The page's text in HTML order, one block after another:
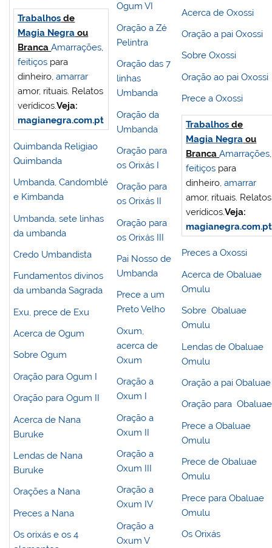
Trabalhos de
Magia Negra ou
BrancaAmarrações
feitiços para
dinheiro,amarrar
amor, rituais. Relatos
verídicos.Veja:
magianegra.com.pt
Quimbanda Religiao
Quimbanda
Umbanda, Candomblé
e Kimbanda
Umbanda, sete linhas
da umbanda
Credo Umbandista
Fundamentos divinos
da umbanda Sagrada
Exu, prece de Exu
Acerca de Ogum
Sobre Ogum
Oração para Ogum I
Oração para Ogum II
Acerca de Nana
Buruke
Lendas de Nana
Buruke
Orações a Nana
Preces a Nana
Os orixás e os 4
Ogum VI
Oração a Zé
Pelintra
Oração das 7
linhas
Umbanda
Oração da
Umbanda
Oração para
os Orixás I
Oração para
os Orixás II
Oração para
os Orixás III
Pai Nosso de
Umbanda
Prece a um
Preto Velho
Oxum,
acerca de
Oxum
Oração a
Oxum I
Oração a
Oxum II
Oração a
Oxum III
Oração a
Oxum IV
Oração a
Oxum V
Acerca de Oxossi
Oração a pai Oxossi
Sobre Oxossi
Oração ao pai Oxossi
Prece a Oxossi
Trabalhos de
Magia Negra ou
BrancaAmarrações,
feitiços para
dinheiro,amarrar
amor, rituais. Relatos
verídicos.Veja:
magianegra.com.pt
Preces a Oxossi
Acerca de Obaluae
Omulu
Sobre Obaluae
Omulu
Lendas de Obaluae
Omulu
Oração a pai Obaluae
Oração para Obaluae
Prece a Obaluae
Omulu
Prece de Obaluae
Omulu
Prece para Obaluae
Omulu
Os Orixás